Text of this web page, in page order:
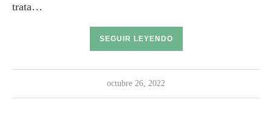
trata…
SEGUIR LEYENDO
octubre 26, 2022